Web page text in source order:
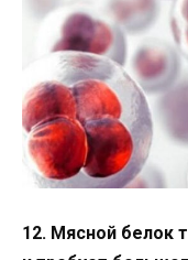
12. Мясной белок